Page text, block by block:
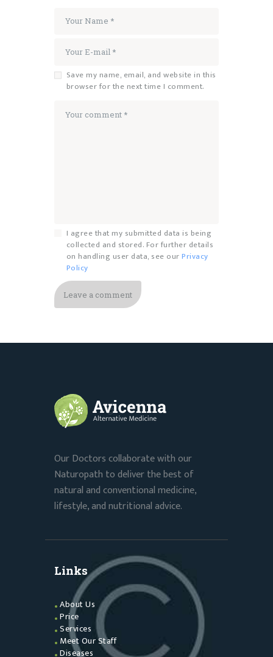
Save my name, email, and website in this
browser for the next time I comment.
I agree that my submitted data is being
collected and stored. For further details
on handling user data, see ourPrivacy
Policy
Our Doctors collaborate with our
Naturopath to deliver the best of
natural and conventional medicine,
lifestyle, and nutritional advice.
Links
About Us
Price
Services
Meet Our Staff
Diseases